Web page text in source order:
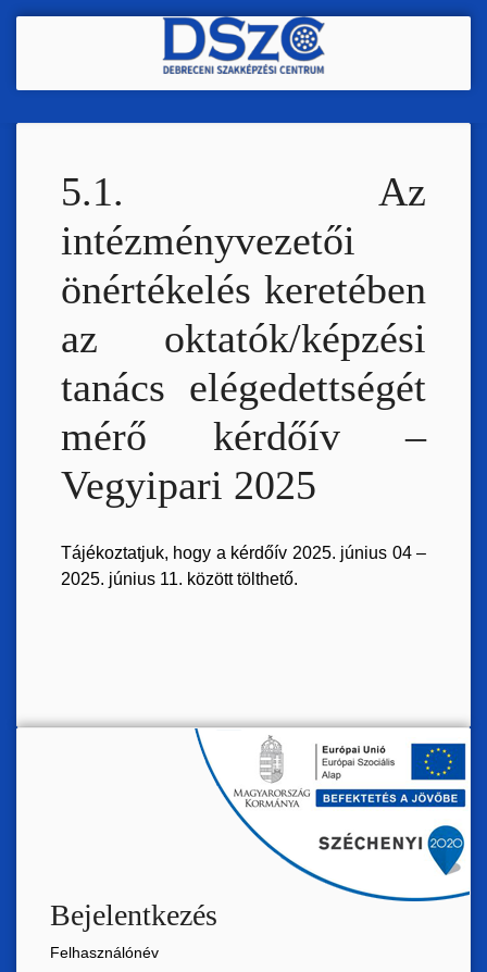
Ugrás
5.1. Az
intézményvezetői
önértékelés keretében
az oktatók/képzési
tanács elégedettségét
mérő kérdőív –
Vegyipari 2025
Tájékoztatjuk, hogy a kérdőív 2025. június 04 –
2025. június 11. között tölthető.
Bejelentkezés
Felhasználónév